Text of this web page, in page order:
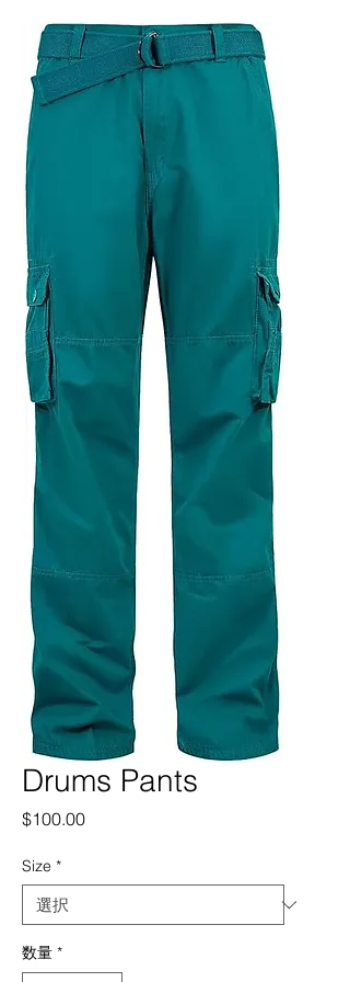
Drums Pants
$100.00価
Size *
数量 *